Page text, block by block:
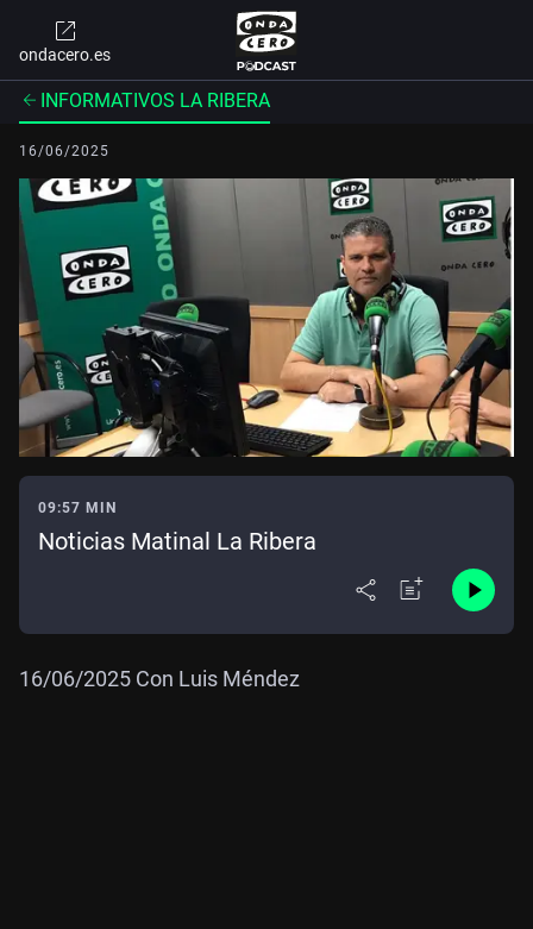
ondacero.es
INFORMATIVOS LA RIBERA
16/06/2025
09:57 MIN
Noticias Matinal La Ribera
16/06/2025 Con Luis Méndez